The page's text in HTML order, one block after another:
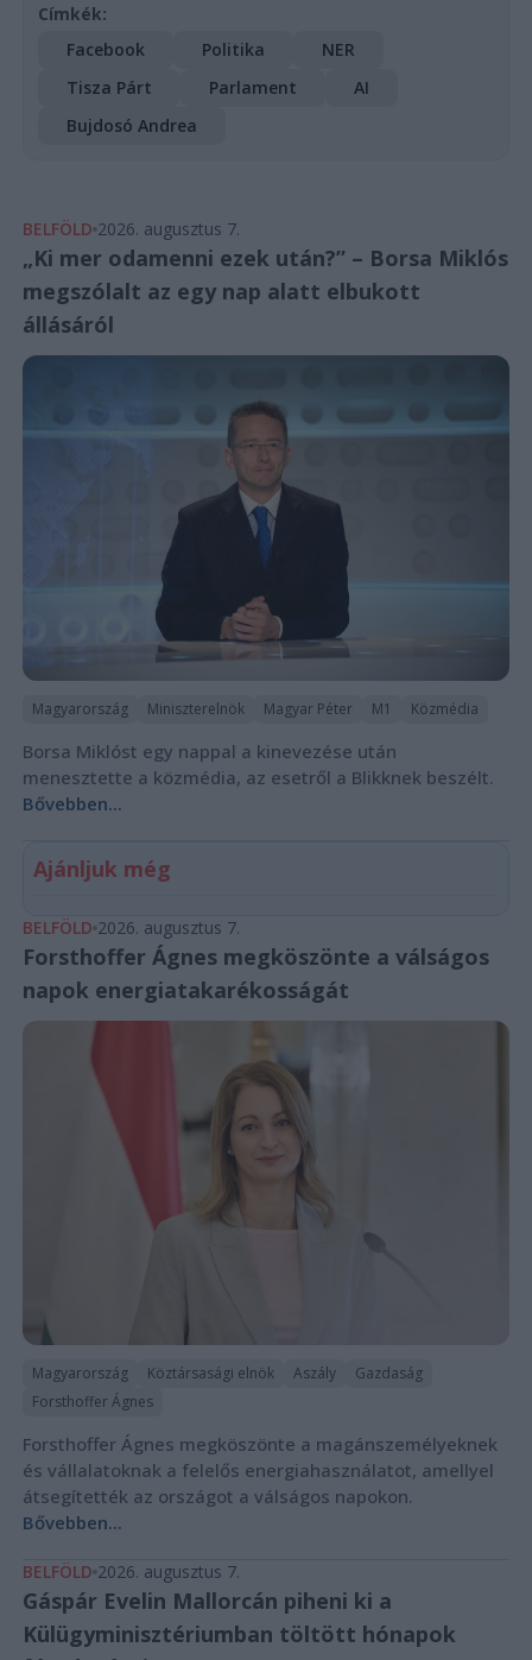
Címkék:
Facebook
Politika
NER
Tisza Párt
Parlament
AI
Bujdosó Andrea
BELFÖLD 2026. augusztus 7.
„Ki mer odamenni ezek után?” – Borsa Miklós
megszólalt az egy nap alatt elbukott
állásáról
Magyarország Miniszterelnök Magyar Péter M1 Közmédia
Borsa Miklóst egy nappal a kinevezése után
menesztette a közmédia, az esetről a Blikknek beszélt.
Bővebben...
Ajánljuk még
BELFÖLD 2026. augusztus 7.
Forsthoffer Ágnes megköszönte a válságos
napok energiatakarékosságát
Magyarország Köztársasági elnök Aszály
Gazdaság
Forsthoffer Ágnes
Forsthoffer Ágnes megköszönte a magánszemélyeknek
és vállalatoknak a felelős energiahasználatot, amellyel
átsegítették az országot a válságos napokon.
Bővebben...
BELFÖLD 2026. augusztus 7.
Gáspár Evelin Mallorcán piheni ki a
Külügyminisztériumban töltött hónapok